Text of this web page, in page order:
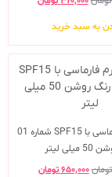
به سبد خرید
بی بی کرم فارماسی با SPF15 شماره 01
لیتر
تومان۶۵۰,۰۰۰ تومان